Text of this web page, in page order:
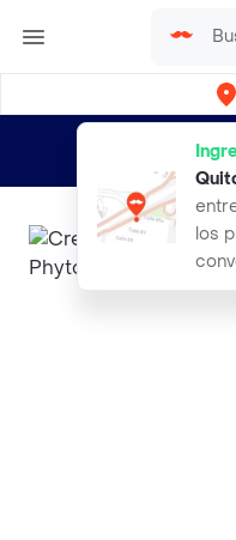
los
envíos